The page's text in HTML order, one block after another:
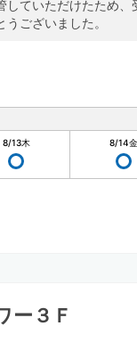
ていただけたため、
ございました。
8/13木 8/14金
ー３Ｆ